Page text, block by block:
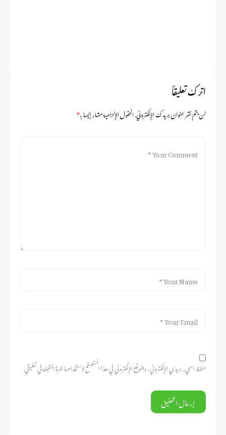
اترك تعليقاً
لن يتم نشر عنوان بريدك الإلكتروني.الحقول الإلزامية مشار إليها بـ*
احفظ اسمي، بريدي الإلكتروني، والموقع الإلكتروني في هذا المتصفح لاستخدامها المرة المقبلة في تعليقي.